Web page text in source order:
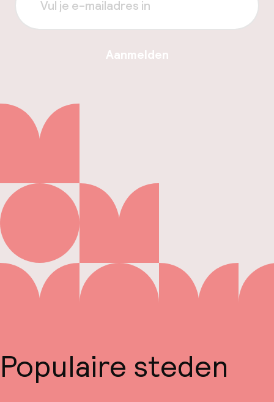
Aanmelden
Populaire steden